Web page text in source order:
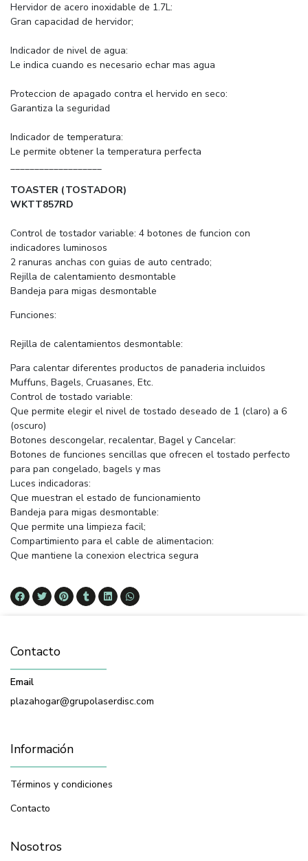
Hervidor de acero inoxidable de 1.7L:
Gran capacidad de hervidor;
Indicador de nivel de agua:
Le indica cuando es necesario echar mas agua
Proteccion de apagado contra el hervido en seco:
Garantiza la seguridad
Indicador de temperatura:
Le permite obtener la temperatura perfecta
___________________
TOASTER (TOSTADOR)
WKTT857RD
Control de tostador variable: 4 botones de funcion con
indicadores luminosos
2 ranuras anchas con guias de auto centrado;
Rejilla de calentamiento desmontable
Bandeja para migas desmontable
Funciones:
Rejilla de calentamientos desmontable:
Para calentar diferentes productos de panaderia incluidos
Muffuns, Bagels, Cruasanes, Etc.
Control de tostado variable:
Que permite elegir el nivel de tostado deseado de 1 (claro) a 6
(oscuro)
Botones descongelar, recalentar, Bagel y Cancelar:
Botones de funciones sencillas que ofrecen el tostado perfecto
para pan congelado, bagels y mas
Luces indicadoras:
Que muestran el estado de funcionamiento
Bandeja para migas desmontable:
Que permite una limpieza facil;
Compartimiento para el cable de alimentacion:
Que mantiene la conexion electrica segura
Contacto
Email
plazahogar@grupolaserdisc.com
Información
Términos y condiciones
Contacto
Nosotros